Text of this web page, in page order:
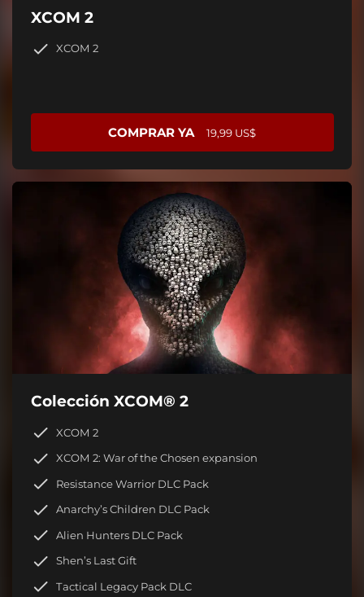
XCOM 2
XCOM 2
COMPRAR YA 19,99 US$
Colección XCOM® 2
XCOM 2
XCOM 2: War of the Chosen expansion
Resistance Warrior DLC Pack
Anarchy’s Children DLC Pack
Alien Hunters DLC Pack
Shen’s Last Gift
Tactical Legacy Pack DLC